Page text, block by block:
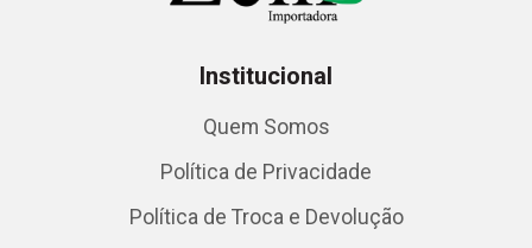
Institucional
Quem Somos
Política de Privacidade
Política de Troca e Devolução